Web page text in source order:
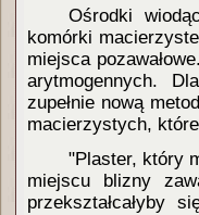
Ośrodki
komórki
miejsca
arytmogennych.
zupełnie nową
macierzystych,
"Plaster, który
miejscu blizny
przekształcałyby